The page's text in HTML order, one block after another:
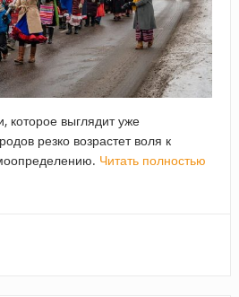
которое выглядит уже
резко возрастет воля к
Читать полностью